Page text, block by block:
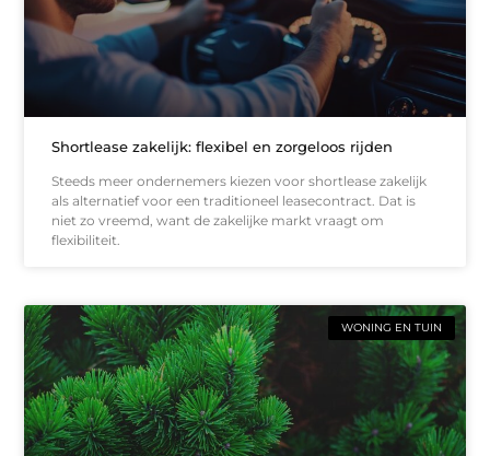
Shortlease zakelijk: flexibel en zorgeloos rijden
Steeds meer ondernemers kiezen voor shortlease zakelijk
als alternatief voor een traditioneel leasecontract. Dat is
niet zo vreemd, want de zakelijke markt vraagt om
flexibiliteit.
WONING EN TUIN